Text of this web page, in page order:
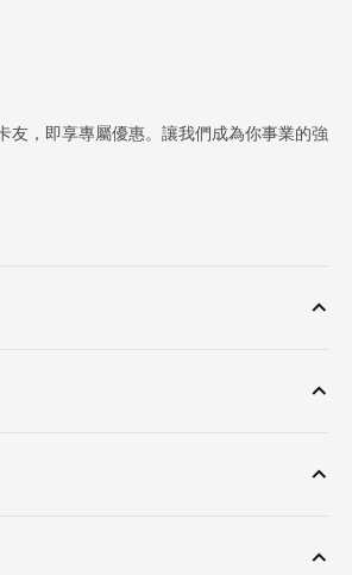
友，即享專屬優惠。讓我們成為你事業的強